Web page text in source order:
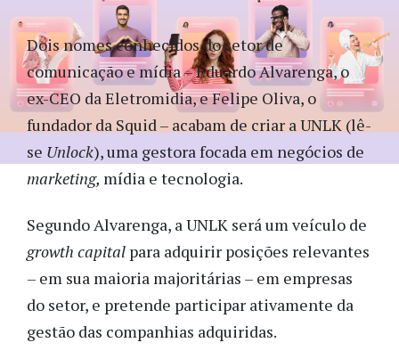
Dois nomes conhecidos do setor de
comunicação e mídia – Eduardo Alvarenga, o
ex-CEO da Eletromidia, e Felipe Oliva, o
fundador da Squid – acabam de criar a UNLK (lê-
se Unlock), uma gestora focada em negócios de
marketing, mídia e tecnologia.
Segundo Alvarenga, a UNLK será um veículo de
growth capital para adquirir posições relevantes
– em sua maioria majoritárias – em empresas
do setor, e pretende participar ativamente da
gestão das companhias adquiridas.